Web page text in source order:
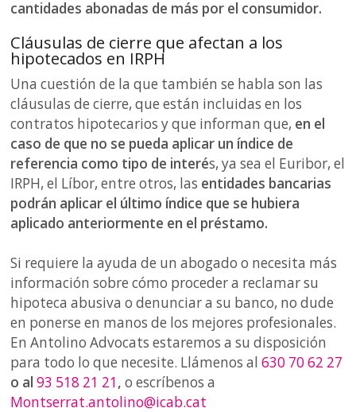
cantidades abonadas de más por el consumidor.
Cláusulas de cierre que afectan a los
hipotecados en IRPH
Una cuestión de la que también se habla son las
cláusulas de cierre, que están incluidas en los
contratos hipotecarios y que informan que, en el
caso de que no se pueda aplicar un índice de
referencia como tipo de interés, ya sea el Euribor, el
IRPH, el Líbor, entre otros, las entidades bancarias
podrán aplicar el último índice que se hubiera
aplicado anteriormente en el préstamo.
Si requiere la ayuda de un abogado o necesita más
información sobre cómo proceder a reclamar su
hipoteca abusiva o denunciar a su banco, no dude
en ponerse en manos de los mejores profesionales.
En Antolino Advocats estaremos a su disposición
para todo lo que necesite. Llámenos al630 70 62 27
o al93 518 21 21, o escríbenos a
Montserrat.antolino@icab.cat